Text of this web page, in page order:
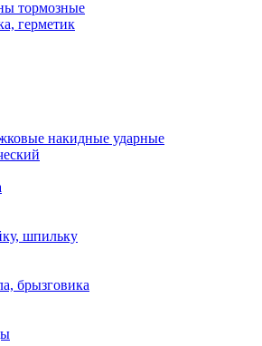
тормозные
герметик
накидные ударные
шпильку
брызговика